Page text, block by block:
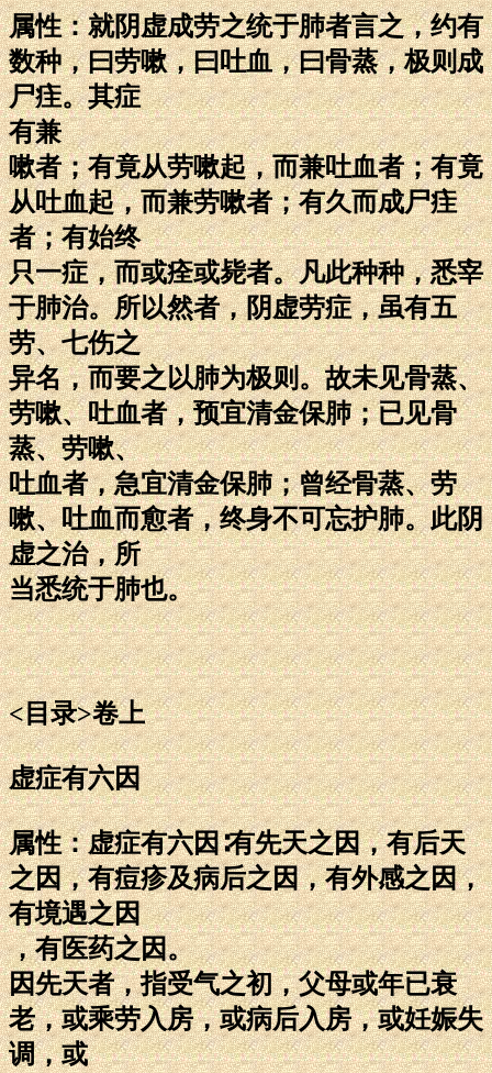
属性：就阴虚成劳之统于肺者言之，约有
数种，曰劳嗽，曰吐血，曰骨蒸，极则成
尸疰。其症
有兼
嗽者；有竟从劳嗽起，而兼吐血者；有竟
从吐血起，而兼劳嗽者；有久而成尸疰
者；有始终
只一症，而或痊或毙者。凡此种种，悉宰
于肺治。所以然者，阴虚劳症，虽有五
劳、七伤之
异名，而要之以肺为极则。故未见骨蒸、
劳嗽、吐血者，预宜清金保肺；已见骨
蒸、劳嗽、
吐血者，急宜清金保肺；曾经骨蒸、劳
嗽、吐血而愈者，终身不可忘护肺。此阴
虚之治，所
当悉统于肺也。
<目录>卷上
虚症有六因
属性：虚症有六因∶有先天之因，有后天
之因，有痘疹及病后之因，有外感之因，
有境遇之因
，有医药之因。
因先天者，指受气之初，父母或年已衰
老，或乘劳入房，或病后入房，或妊娠失
调，或